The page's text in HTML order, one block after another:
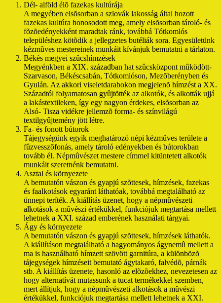
Dél- alföld élõ fazekas kultúrája
A megyében elsõsorban a szlovák lakosság által hozott
fazekas kultúra honosodott meg, amely elsõsorban tároló- és
fõzõedényekként maradtak ránk, továbbá Tótkomlós
településhez kötõdik a jellegzetes butéliák sora. Egyesületünk
kézmûves mestereinek munkáit kívánjuk bemutatni a tárlaton.
Békés megyei szûcshímzések
Megyénkben a XIX. században hat szûcsközpont mûködött-
Szarvason, Békéscsabán, Tótkomlóson, Mezõberényben és
Gyulán. Az akkori viseletdarabokon megjelenõ hímzést a XX.
Századtól folyamatosan gyûjtötték az alkotók, és alkották ujjá
a lakástextileken, így egy nagyon érdekes, elsõsorban az
Alsó- Tisza vidékre jellemzõ forma- és színvilágú
textilgyûjtemény jött létre.
Fa- és fonott bútorok
Tájegységünk egyik meghatározó népi kézmûves területe a
fûzvesszõfonás, amely tároló edényekben és bútorokban
tovább él. Népmûvészet mestere címmel kitüntetett alkotók
munkáit szeretnénk bemutatni.
Asztal és környezete
A bemutatón vászon és gyapjú szõttesek, hímzések, fazekas
és faalkotások egyaránt láthatóak, továbbá megtalálható az
ünnepi teríték. A kiállítás üzenet, hogy a népmûvészeti
alkotások a mûvészi értékükkel, funkciójuk megtartása mellett
lehetnek a XXI. század emberének használati tárgyai.
Ágy és környezete
A bemutatón vászon és gyapjú szõttesek, hímzések láthatók.
A kiállításon megtalálható a hagyományos ágynemû mellett a
ma is használható hímzett szövött garnitúra, a különbözõ
tájegységek hímzéseit bemutató ágytakaró, falvédõ, párnák
stb. A kiállítás üzenete, hasonló az elõzõekhez, nevezetesen az
hogy alternatívát mutassunk a tucat termékekkel szemben,
mert állítjuk, hogy a népmûvészeti alkotások a mûvészi
értékükkel, funkciójuk megtartása mellett lehetnek a XXI.